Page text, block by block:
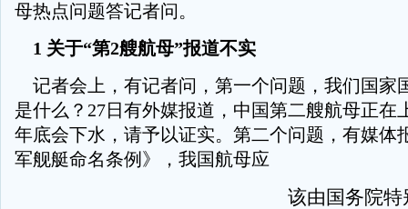
母热点问题答记者问。
1 关于“第2艘航母”报道不实
记者会上，有记者问，第一个问题，我们国家
是什么？27日有外媒报道，中国第二艘航母正在
年底会下水，请予以证实。第二个问题，有媒体
军舰艇命名条例》，我国航母应
该由国务院